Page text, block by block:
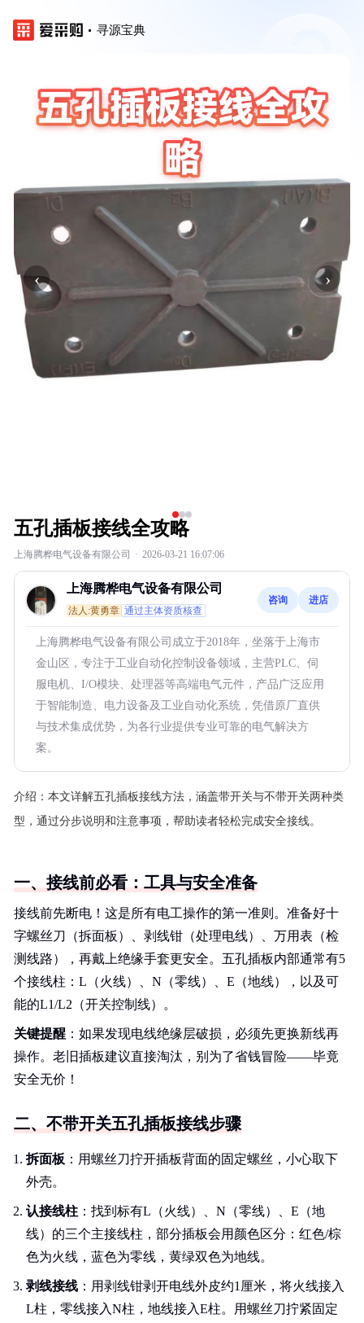
寻源宝典
‹ ›
五孔插板接线全攻略
上海腾桦电气设备有限公司 · 2026-03-21 16:07:06
上海腾桦电气设备有限公司
法人:黄勇章 通过主体资质核查
咨询 进店
上海腾桦电气设备有限公司成立于2018年，坐落于上海市
金山区，专注于工业自动化控制设备领域，主营PLC、伺
服电机、I/O模块、处理器等高端电气元件，产品广泛应用
于智能制造、电力设备及工业自动化系统，凭借原厂直供
与技术集成优势，为各行业提供专业可靠的电气解决方
案。
介绍： 本文详解五孔插板接线方法，涵盖带开关与不带开关两种类
型，通过分步说明和注意事项，帮助读者轻松完成安全接线。
一、接线前必看：工具与安全准备
接线前先断电！这是所有电工操作的第一准则。准备好十
字螺丝刀（拆面板）、剥线钳（处理电线）、万用表（检
测线路），再戴上绝缘手套更安全。五孔插板内部通常有5
个接线柱：L（火线）、N（零线）、E（地线），以及可
能的L1/L2（开关控制线）。
关键提醒 ：如果发现电线绝缘层破损，必须先更换新线再
操作。老旧插板建议直接淘汰，别为了省钱冒险——毕竟
安全无价！
二、不带开关五孔插板接线步骤
拆面板 ：用螺丝刀拧开插板背面的固定螺丝，小心取下
外壳。
认接线柱 ：找到标有L（火线）、N（零线）、E（地
线）的三个主接线柱，部分插板会用颜色区分：红色/棕
色为火线，蓝色为零线，黄绿双色为地线。
剥线接线 ：用剥线钳剥开电线外皮约1厘米，将火线接入
L柱，零线接入N柱，地线接入E柱。用螺丝刀拧紧固定